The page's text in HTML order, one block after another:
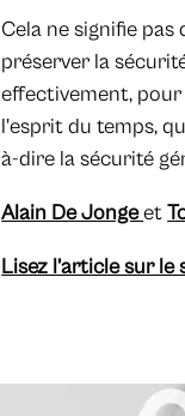
Cela ne signifie
préserver la
effectivement,
l'esprit du temps,
à-dire la sécurité
Alain De Jongeet
Lisez l’article sur le